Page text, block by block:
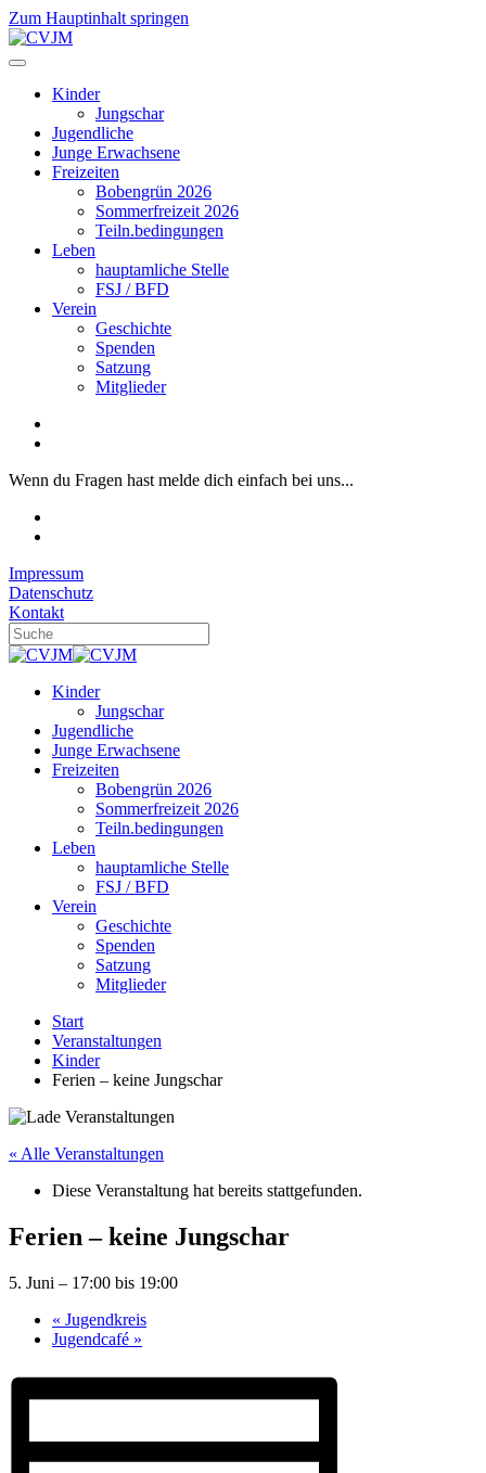
Zum Hauptinhalt springen
Kinder
Jungschar
Jugendliche
Junge Erwachsene
Freizeiten
Bobengrün 2026
Sommerfreizeit 2026
Teiln.bedingungen
Leben
hauptamliche Stelle
FSJ / BFD
Verein
Geschichte
Spenden
Satzung
Mitglieder
Wenn du Fragen hast melde dich einfach bei uns...
Impressum
Datenschutz
Kontakt
Kinder
Jungschar
Jugendliche
Junge Erwachsene
Freizeiten
Bobengrün 2026
Sommerfreizeit 2026
Teiln.bedingungen
Leben
hauptamliche Stelle
FSJ / BFD
Verein
Geschichte
Spenden
Satzung
Mitglieder
Start
Veranstaltungen
Kinder
Ferien – keine Jungschar
« Alle Veranstaltungen
Diese Veranstaltung hat bereits stattgefunden.
Ferien – keine Jungschar
5. Juni – 17:00 bis 19:00
« Jugendkreis
Jugendcafé »